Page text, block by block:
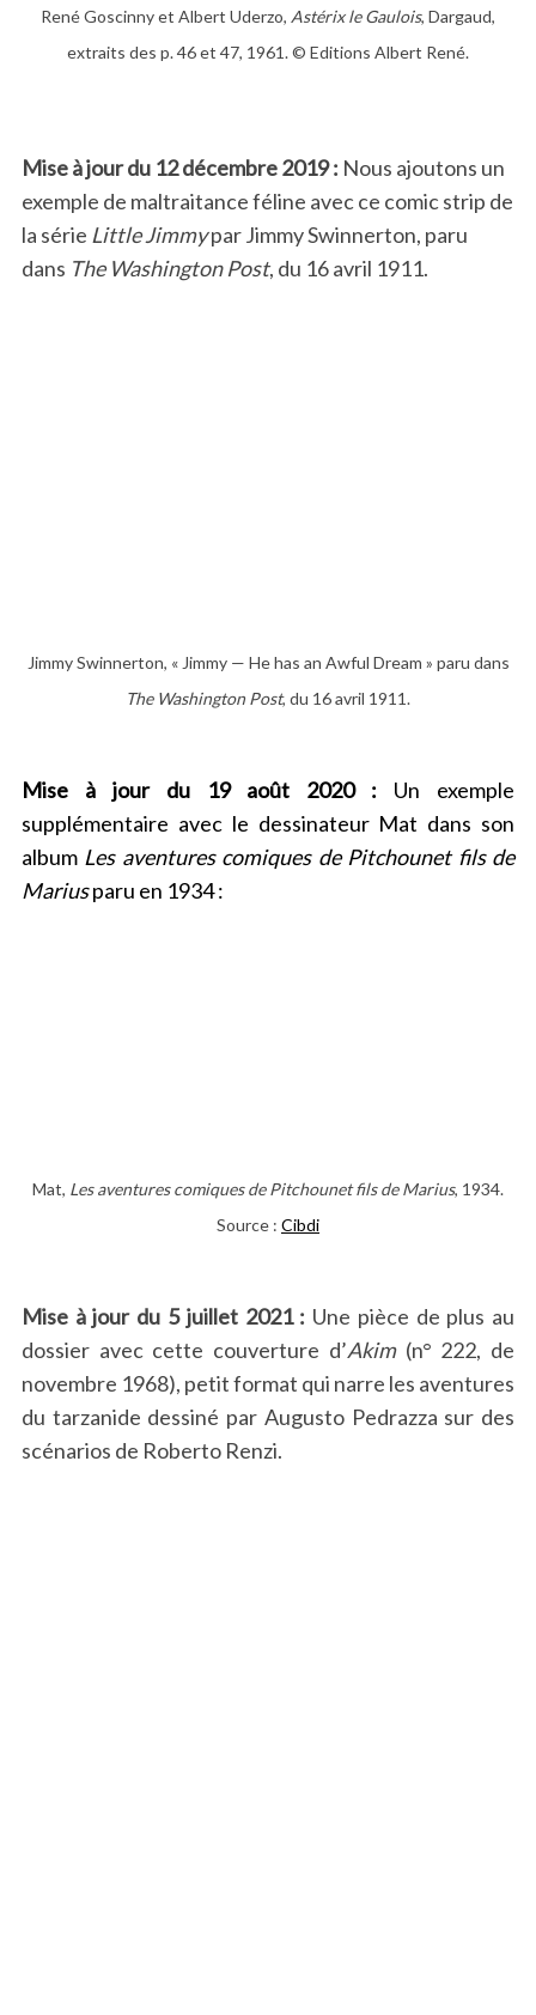
René Goscinny et Albert Uderzo, Astérix le Gaulois, Dargaud,
extraits des p. 46 et 47, 1961. © Editions Albert René.
Mise à jour du 12 décembre 2019 : Nous ajoutons un
exemple de maltraitance féline avec ce comic strip de
la série Little Jimmypar Jimmy Swinnerton, paru
dans The Washington Post, du 16 avril 1911.
Jimmy Swinnerton, « Jimmy — He has an Awful Dream » paru dans
The Washington Post, du 16 avril 1911.
Mise à jour du 19 août 2020 : Un exemple
supplémentaire avec le dessinateur Mat dans son
album Les aventures comiques de Pitchounet fils de
Mariusparu en 1934 :
Mat, Les aventures comiques de Pitchounet fils de Marius, 1934.
Source : Cibdi
Mise à jour du 5 juillet 2021 : Une pièce de plus au
dossier avec cette couverture d’Akim(n° 222, de
novembre 1968), petit format qui narre les aventures
du tarzanide dessiné par Augusto Pedrazza sur des
scénarios de Roberto Renzi.